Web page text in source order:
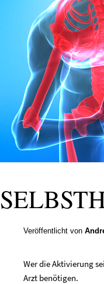
Veröffentlicht von
Wer die Aktivierung
Arzt benötigen.